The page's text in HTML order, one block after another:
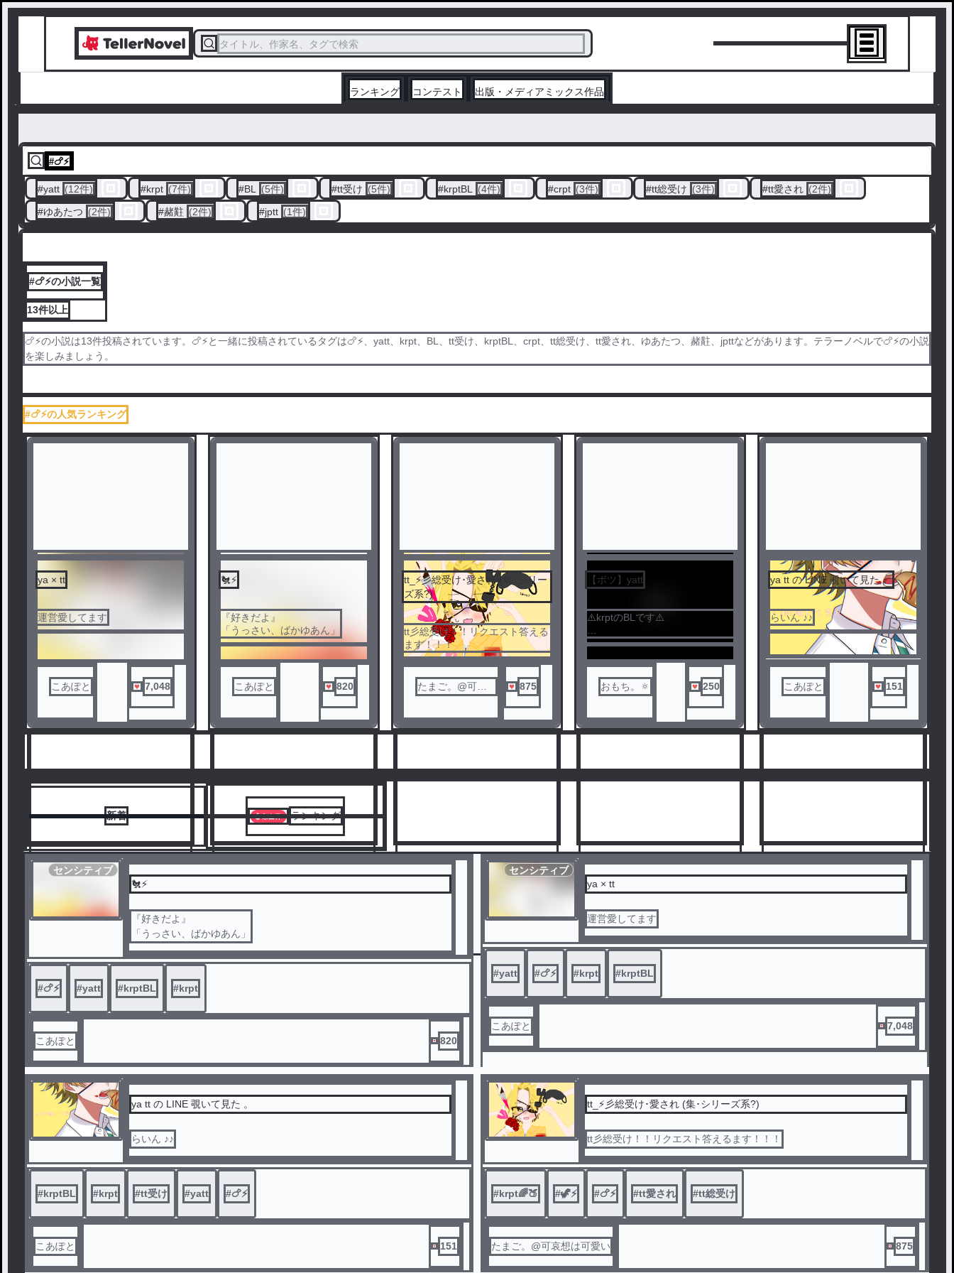
タイトル、作家名、タグで検索
ランキング コンテスト 出版・メディアミックス作品
#🍗⚡️
#yatt (12件) #krpt (7件) #BL (5件) #tt受け (5件) #krptBL (4件) #crpt (3件) #tt総受け (3件) #tt愛され (2件)
#ゆあたつ (2件) #赭黈 (2件) #jptt (1件)
#🍗⚡️の小説一覧
13件以上
🍗⚡️の小説は13件投稿されています。🍗⚡️と一緒に投稿されているタグは🍗⚡️、yatt、krpt、BL、tt受け、krptBL、crpt、tt総受け、tt愛され、ゆあたつ、赭黈、jpttなどがあります。テラーノベルで🍗⚡️の小説
を楽しみましょう。
#🍗⚡️の人気ランキング
ya × tt
運営愛してます
こあぽと 7,048
🐔⚡️
『好きだよ』
「うっさい、ばかゆあん」
こあぽと 820
2
tt_⚡️彡総受け･愛され (集･シリー
ズ系?)
tt彡総受け！！リクエスト答える
ます！！！
たまご。@可哀
875
【ボツ】yatt
⚠️krptのBLです⚠️
読切作品
yatt
ボツ作品の供養です
※鍵かけのためフォロワー限定
してその後解除しても
大丈夫ですが、この小説の内
おもち。🔅 250
4
ya tt の LINE 覗いて見た 。
らいん ♪♪
こあぽと 151
5
新着 ランキング
センシティブ
🐔⚡️
『好きだよ』
「うっさい、ばかゆあん」
#🍗⚡️ #yatt #krptBL #krpt
こあぽと 820
センシティブ
ya × tt
運営愛してます
#yatt #🍗⚡️ #krpt #krptBL
こあぽと 7,048
ya tt の LINE 覗いて見た 。
らいん ♪♪
#krptBL #krpt #tt受け #yatt #🍗⚡️
こあぽと 151
tt_⚡️彡総受け･愛され (集･シリーズ系?)
tt彡総受け！！リクエスト答えるます！！！
#krpt🌈🍑 #🦖⚡ #🍗⚡️ #tt愛され #tt総受け
たまご。@可哀想は可愛い 875